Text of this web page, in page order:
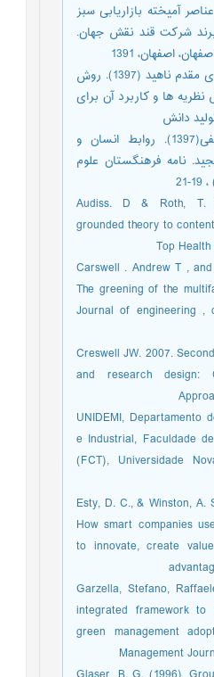
آمیخته بازاریابی سبز
شرکت قند نقش جهان.
اصفهان، 1391
علی احمدی علیرضا، ساروی مقدم ناهید (1397). روش
ها و کاربرد آن برای
دانش
محقق داماد سید مصطفی(1397). روابط انسان و
نامه فرهنگستان علوم
Audiss. D & Roth, T.
grounded theory to
Top
Carswell . Andrew T ,
The greening of the
Journal of engineering
Creswell JW. 2007.
and research design:
UNIDEMI, Departamento
e Industrial, Faculdade
(FCT), Universidade
Esty, D. C., & Winston,
How smart companies
to innovate, create
Garzella, Stefano,
integrated framework
green management
Management